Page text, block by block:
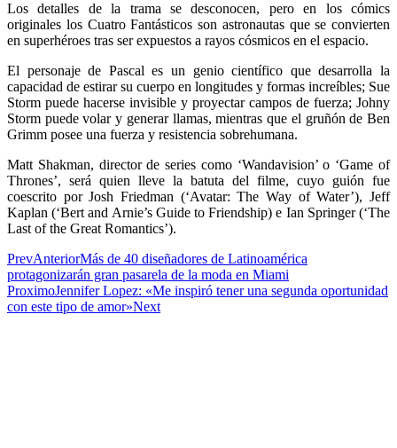
Los detalles de la trama se desconocen, pero en los cómics
originales los Cuatro Fantásticos son astronautas que se convierten
en superhéroes tras ser expuestos a rayos cósmicos en el espacio.
El personaje de Pascal es un genio científico que desarrolla la
capacidad de estirar su cuerpo en longitudes y formas increíbles; Sue
Storm puede hacerse invisible y proyectar campos de fuerza; Johny
Storm puede volar y generar llamas, mientras que el gruñón de Ben
Grimm posee una fuerza y resistencia sobrehumana.
Matt Shakman, director de series como ‘Wandavision’ o ‘Game of
Thrones’, será quien lleve la batuta del filme, cuyo guión fue
coescrito por Josh Friedman (‘Avatar: The Way of Water’), Jeff
Kaplan (‘Bert and Arnie’s Guide to Friendship) e Ian Springer (‘The
Last of the Great Romantics’).
PrevAnteriorMás de 40 diseñadores de Latinoamérica
protagonizarán gran pasarela de la moda en Miami
ProximoJennifer Lopez: «Me inspiró tener una segunda oportunidad
con este tipo de amor»Next